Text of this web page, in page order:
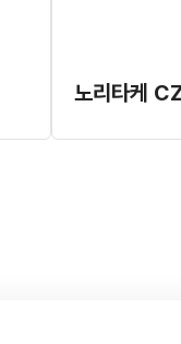
노리타케